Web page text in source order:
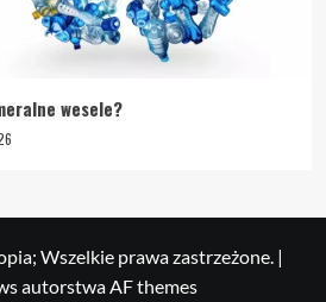
wesele?
Wszelkie prawa zastrzeżone. |
autorstwa AF themes